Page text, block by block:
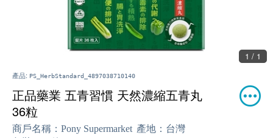
1 / 1
產品: PS_HerbStandard_4897038710140
正品藥業 五青習慣 天然濃縮五青丸
36粒
商戶名稱： Pony Supermarket 產地： 台灣